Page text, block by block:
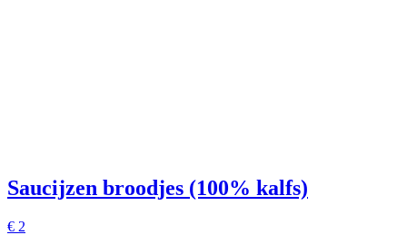
Saucijzen broodjes (100% kalfs)
€ 2